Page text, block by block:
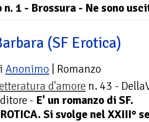
n. 1 - Brossura - Ne sono
(SF Erotica)
Anonimo | Romanzo
d'amore n. 43 -
- E' un romanzo di SF.
Si svolge nel XXIII°